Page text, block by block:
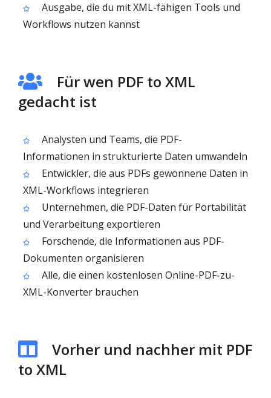
Ausgabe, die du mit XML-fähigen Tools und
Workflows nutzen kannst
Für wen PDF to XML
gedacht ist
Analysten und Teams, die PDF-
Informationen in strukturierte Daten umwandeln
Entwickler, die aus PDFs gewonnene Daten in
XML-Workflows integrieren
Unternehmen, die PDF-Daten für Portabilität
und Verarbeitung exportieren
Forschende, die Informationen aus PDF-
Dokumenten organisieren
Alle, die einen kostenlosen Online-PDF-zu-
XML-Konverter brauchen
Vorher und nachher mit PDF
to XML